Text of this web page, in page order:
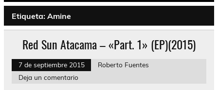
Etiqueta: Amine
Red Sun Atacama – «Part. 1» (EP)(2015)
7 de septiembre 2015
Roberto Fuentes
Deja un comentario